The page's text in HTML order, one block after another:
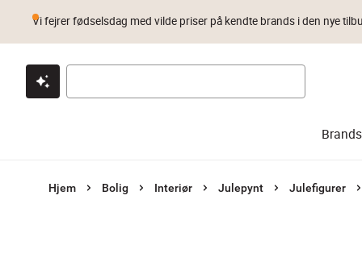
Klik & hent Byt i 1 år Prismatch
Vi fejrer fødselsdag med vilde priser på kendte brands i den nye
Brands
Hjem Bolig Interiør Julepynt Julefigurer